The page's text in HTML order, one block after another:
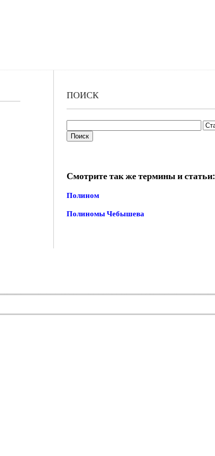
ПОИСК
Смотрите так же термины и статьи:
Полином
Полиномы Чебышева